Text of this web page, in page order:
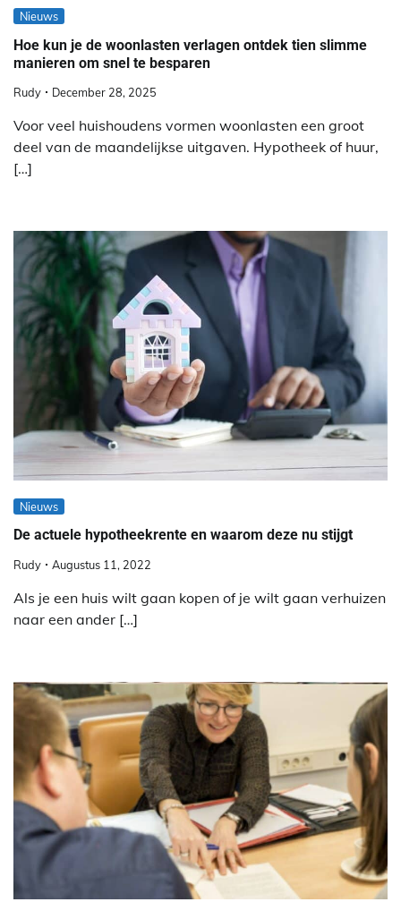
Nieuws
Hoe kun je de woonlasten verlagen ontdek tien slimme
manieren om snel te besparen
Rudy December 28, 2025
Voor veel huishoudens vormen woonlasten een groot
deel van de maandelijkse uitgaven. Hypotheek of huur,
[…]
Nieuws
De actuele hypotheekrente en waarom deze nu stijgt
Rudy Augustus 11, 2022
Als je een huis wilt gaan kopen of je wilt gaan verhuizen
naar een ander […]